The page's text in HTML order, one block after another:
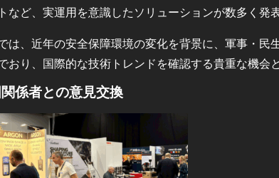
など、実運用を意識したソリューションが数多く発
は、近年の安全保障環境の変化を背景に、軍事・民
おり、国際的な技術トレンドを確認する貴重な機会
係者との意見交換